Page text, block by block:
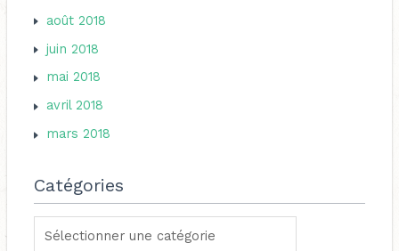
août 2018
juin 2018
mai 2018
avril 2018
mars 2018
Catégories